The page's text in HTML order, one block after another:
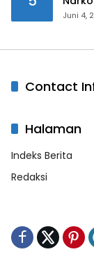
Juni 4,
Contact
Halaman
Indeks Berita
Redaksi